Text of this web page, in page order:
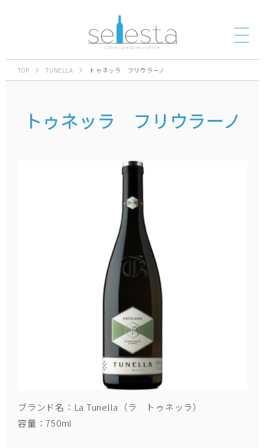
TOP TUNELLA トゥネッラ フリウラーノ
トゥネッラ フリウラーノ
ブランド名：La Tunella（ラ トゥネッラ）
容量：750ml